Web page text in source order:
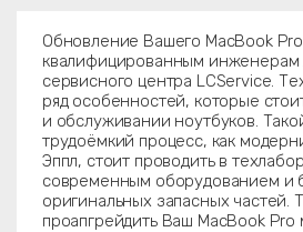
Обновление Вашего MacBook
квалифицированным инженерам
сервисного центра LCService.
ряд особенностей, которые
и обслуживании ноутбуков.
трудоёмкий процесс, как
Эппл, стоит проводить в
современным оборудованием и
оригинальных запасных частей.
проапгрейдить Ваш MacBook Pro